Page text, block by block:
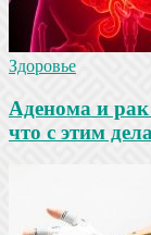
Здоровье
Аденома и рак
что с этим